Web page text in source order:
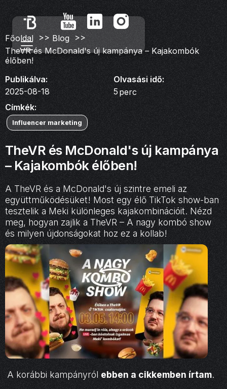
Főoldal >> Blog >>
TheVR és McDonald's új kampánya – Kajakombók
élőben!
Publikálva:
2025-08-18
Olvasási idő:
5 perc
Címkék:
Influencer marketing
TheVR és McDonald's új kampánya
– Kajakombók élőben!
A TheVR és a McDonald's új szintre emeli az
együttműködésüket! Most egy élő TikTok show-ban
tesztelik a Meki különleges kajakombinációit. Nézd
meg, hogyan zajlik a TheVR – A nagy kombó show
és milyen újdonságokat hoz ez a kollab!
A korábbi kampányról ebben a cikkemben írtam.